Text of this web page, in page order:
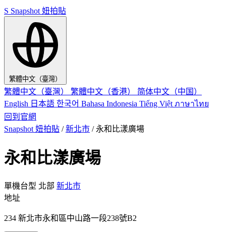
S Snapshot 妞拍貼
繁體中文（臺灣）
繁體中文（臺灣） 繁體中文（香港） 简体中文（中国）
English 日本語 한국어 Bahasa Indonesia Tiếng Việt ภาษาไทย
回到官網
Snapshot 妞拍貼 / 新北市 / 永和比漾廣場
永和比漾廣場
單機台型 北部 新北市
地址
234 新北市永和區中山路一段238號B2